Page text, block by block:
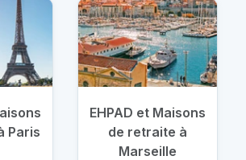
Paris
EHPAD et Maisons
de retraite à
Marseille